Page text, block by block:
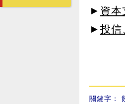
► 資本
► 投信
關鍵字：